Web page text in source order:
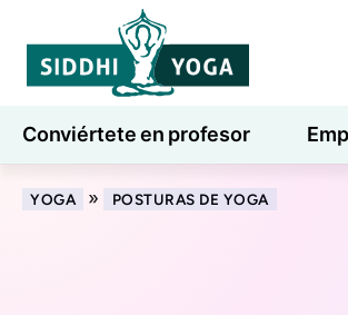
Conviértete en profesor
7 días de bienestar Blog
YOGA » POSTURAS DE YOGA